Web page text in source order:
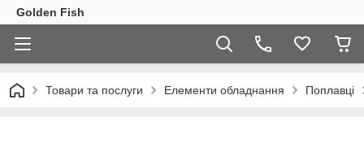
Golden Fish
Товари та послуги Елементи обладнання Поплавці